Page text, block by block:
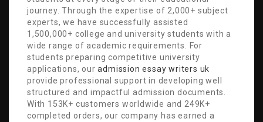
journey. Through the expertise of 2,000+ subject
experts, we have successfully assisted
1,500,000+ college and university students with a
wide range of academic requirements. For
students preparing competitive university
applications, ouradmission essay writers uk
provide professional support in developing well
structured and impactful admission documents.
With 153K+ customers worldwide and 249K+
completed orders, our company has earned a